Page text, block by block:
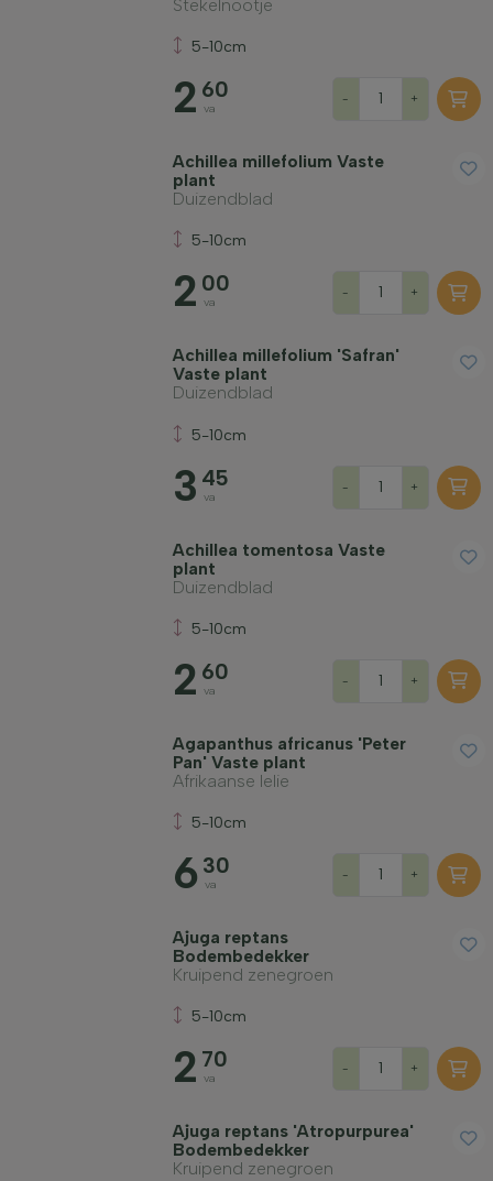
Stekelnootje
5-10cm
2 60
va
- +
Achillea millefolium Vaste
plant
Duizendblad
5-10cm
2 00
va
- +
Achillea millefolium 'Safran'
Vaste plant
Duizendblad
5-10cm
3 45
va
- +
Achillea tomentosa Vaste
plant
Duizendblad
5-10cm
2 60
va
- +
Agapanthus africanus 'Peter
Pan' Vaste plant
Afrikaanse lelie
5-10cm
6 30
va
- +
Ajuga reptans
Bodembedekker
Kruipend zenegroen
5-10cm
2 70
va
- +
Ajuga reptans 'Atropurpurea'
Bodembedekker
Kruipend zenegroen